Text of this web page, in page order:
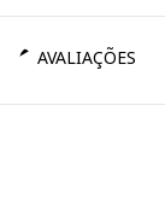
AVALIAÇÕES